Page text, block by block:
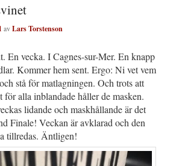
avLars Torstenson
En vecka. I Cagnes-sur-Mer. En knapp
Kommer hem sent. Ergo: Ni vet vem
stå för matlagningen. Och trots att
för alla inblandade håller de masken.
lidande och maskhållande är det
Finale! Veckan är avklarad och den
tillredas. Äntligen!